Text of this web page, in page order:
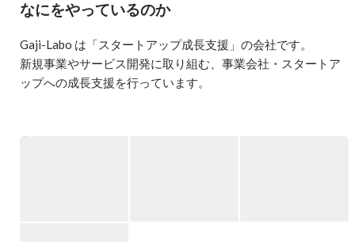
なにをやっているのか
Gaji-Labo は「スタートアップ成長支援」の会社です。
新規事業やサービス開発に取り組む、事業会社・スタートア
ップへの成長支援を行っています。
をお手伝いするため、以下の3つの領域を柱にサービスを提供